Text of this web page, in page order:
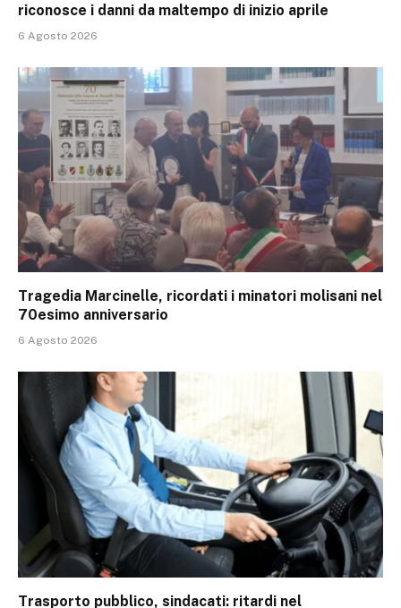
riconosce i danni da maltempo di inizio aprile
6 Agosto 2026
Tragedia Marcinelle, ricordati i minatori molisani nel
70esimo anniversario
6 Agosto 2026
Trasporto pubblico, sindacati: ritardi nel